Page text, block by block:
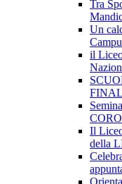
Tra
Un
il
Il
della